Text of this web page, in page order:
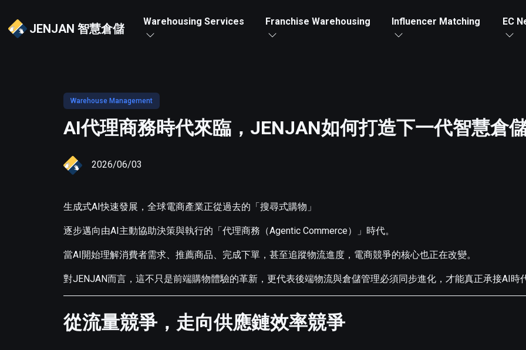
JENJAN 智慧倉儲
Warehousing Services Franchise Warehousing Influencer Matching EC
Warehouse Management
AI代理商務時代來臨，JENJAN如何打造下一代智慧倉
2026/06/03
生成式AI快速發展，全球電商產業正從過去的「搜尋式購物」
逐步邁向由AI主動協助決策與執行的「代理商務（Agentic Commerce）」時代。
當AI開始理解消費者需求、推薦商品、完成下單，甚至追蹤物流進度，電商競爭的核心也正在改變。
對JENJAN而言，這不只是前端購物體驗的革新，更代表後端物流與倉儲管理必須同步進化，才能真正承接AI時
從流量競爭，走向供應鏈效率競爭